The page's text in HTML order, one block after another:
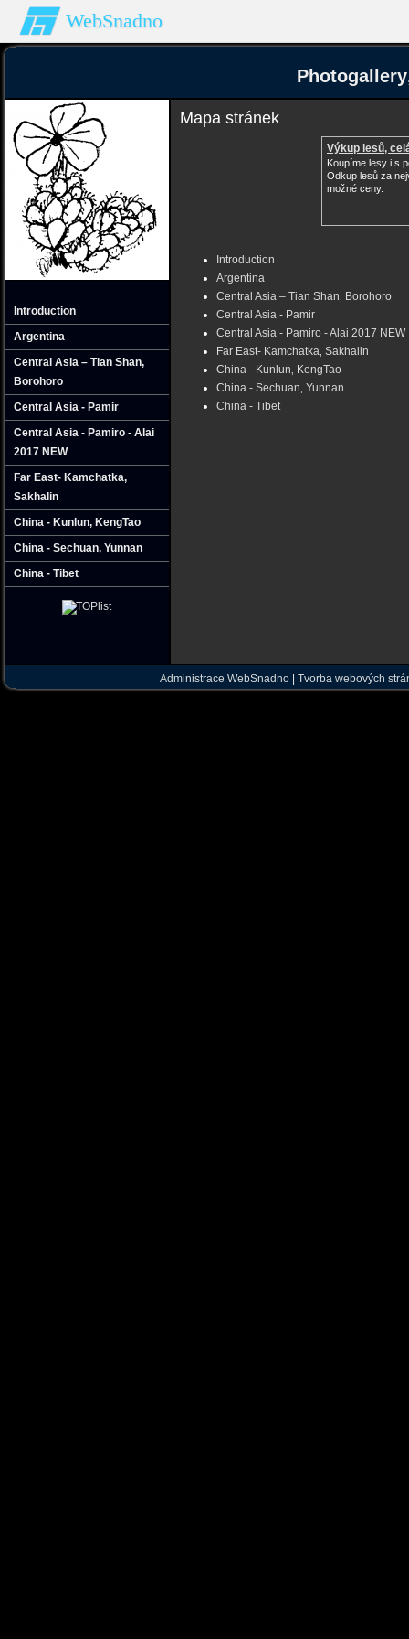
WebSnadno
Introduction
Argentina
Central Asia – Tian Shan‚
Borohoro
Central Asia - Pamir
Central Asia - Pamiro - Alai
2017 NEW
Far East- Kamchatka‚
Sakhalin
China - Kunlun‚ KengTao
China - Sechuan‚ Yunnan
China - Tibet
Mapa stránek
Výkup lesů,
Koupíme lesy i s
Odkup lesů za
možné ceny.
Introduction
Argentina
Central Asia – Tian Shan‚ Borohoro
Central Asia - Pamir
Central Asia - Pamiro - Alai 2017 NEW
Far East- Kamchatka‚ Sakhalin
China - Kunlun‚ KengTao
China - Sechuan‚ Yunnan
China - Tibet
Administrace WebSnadno Tvorba webových